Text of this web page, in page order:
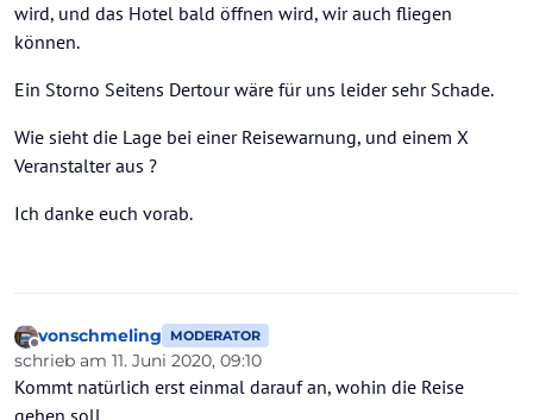
wird, und das Hotel bald öffnen wird, wir auch fliegen
können.
Ein Storno Seitens Dertour wäre für uns leider sehr Schade.
Wie sieht die Lage bei einer Reisewarnung, und einem X
Veranstalter aus ?
Ich danke euch vorab.
Offline
vonschmeling MODERATOR
schrieb am 11. Juni 2020, 09:10
zuletzt editiert von
Kommt natürlich erst einmal darauf an, wohin die Reise
gehen soll.